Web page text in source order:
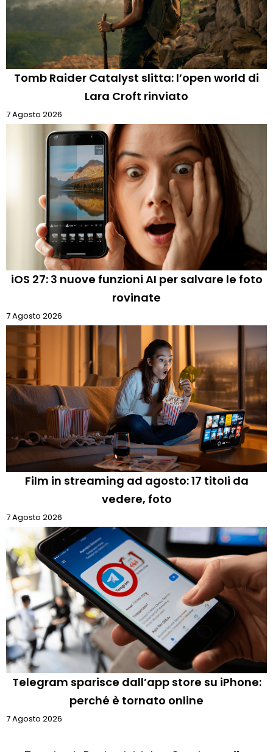
Tomb Raider Catalyst slitta: l’open world di
Lara Croft rinviato
7 Agosto 2026
iOS 27: 3 nuove funzioni AI per salvare le foto
rovinate
7 Agosto 2026
Film in streaming ad agosto: 17 titoli da
vedere, foto
7 Agosto 2026
Telegram sparisce dall’app store su iPhone:
perché è tornato online
7 Agosto 2026